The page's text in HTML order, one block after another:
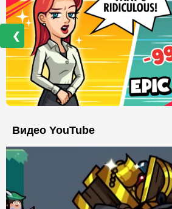
❮
Видео YouTube